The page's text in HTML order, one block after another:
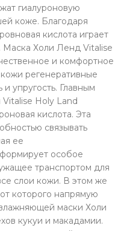
гиалуроновую
коже. Благодаря
кислота играет
Маска Холи Ленд Vitalise
и комфортное
регенеративные
упругость. Главным
Holy Land
кислота. Эта
связывать
ее
особое
транспортом для
слои кожи. В этом же
которого напрямую
маски Холи
кукуи и макадамии.